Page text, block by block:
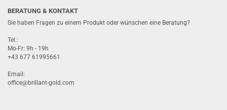
BERATUNG & KONTAKT
Sie haben Fragen zu einem Produkt oder wünschen eine Beratung?
Tel.:
Mo-Fr: 9h - 19h
+43 677 61995661
Email:
office@brillant-gold.com